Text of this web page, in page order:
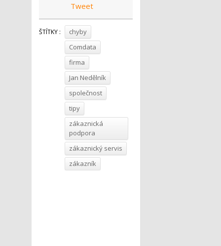
Tweet
ŠTÍTKY :
chyby
Comdata
firma
Jan Nedělník
společnost
tipy
zákaznická
podpora
zákaznický servis
zákazník